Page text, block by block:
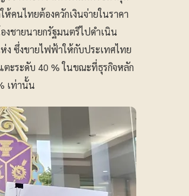
คนไทยต้องควักเงินจ่ายในราคา
งชายนายกรัฐมนตรีไปดำเนิน
ง ซึ่งขายไฟฟ้าให้กับประเทศไทย
ตะระดับ 40 % ในขณะที่ธุรกิจหลัก
เท่านั้น